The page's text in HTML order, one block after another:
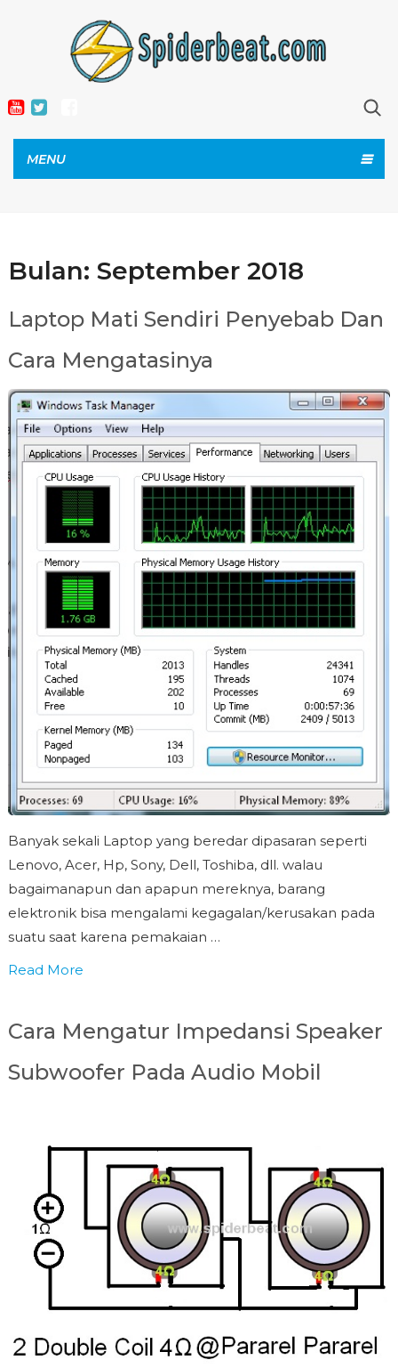
MENU
Bulan: September 2018
Laptop Mati Sendiri Penyebab Dan
Cara Mengatasinya
Banyak sekali Laptop yang beredar dipasaran seperti
Lenovo, Acer, Hp, Sony, Dell, Toshiba, dll. walau
bagaimanapun dan apapun mereknya, barang
elektronik bisa mengalami kegagalan/kerusakan pada
suatu saat karena pemakaian …
Read More
Cara Mengatur Impedansi Speaker
Subwoofer Pada Audio Mobil